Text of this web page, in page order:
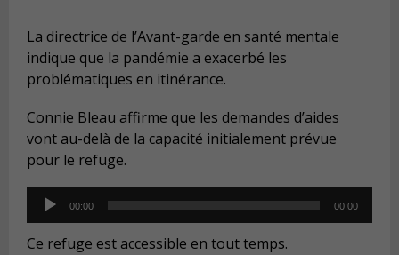
La directrice de l’Avant-garde en santé mentale
indique que la pandémie a exacerbé les
problématiques en itinérance.
Connie Bleau affirme que les demandes d’aides
vont au-delà de la capacité initialement prévue
pour le refuge.
Audio
Player
00:00 00:00
Ce refuge est accessible en tout temps.